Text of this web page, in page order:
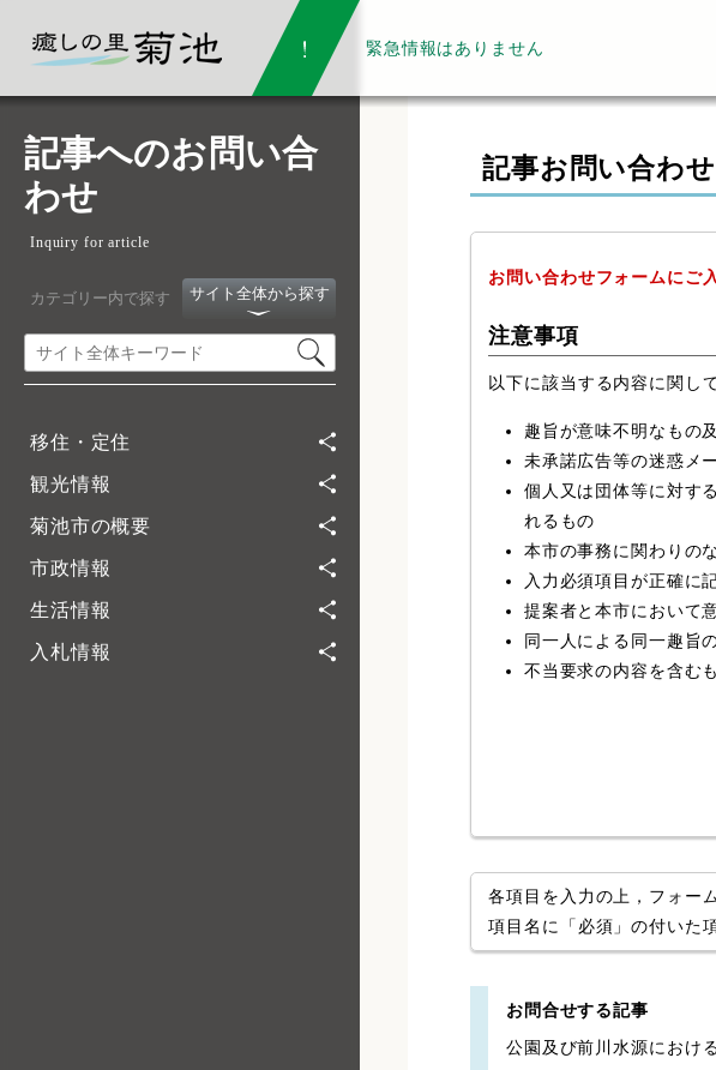
緊急情報はありません
記事へのお問い合
わせ
Inquiry for article
カテゴリー内で探す サイト全体から探す
移住・定住
観光情報
菊池市の概要
市政情報
生活情報
入札情報
記事お問い合わせ
お問い合わせフォームにご
注意事項
以下に該当する内容に関し
趣旨が意味不明なもの
未承諾広告等の迷惑メ
個人又は団体等に対す
れるもの
本市の事務に関わりの
入力必須項目が正確に
提案者と本市において
同一人による同一趣旨
不当要求の内容を含む
各項目を入力の上，フォー
項目名に「必須」の付いた
お問合せする記事
公園及び前川水源におけ